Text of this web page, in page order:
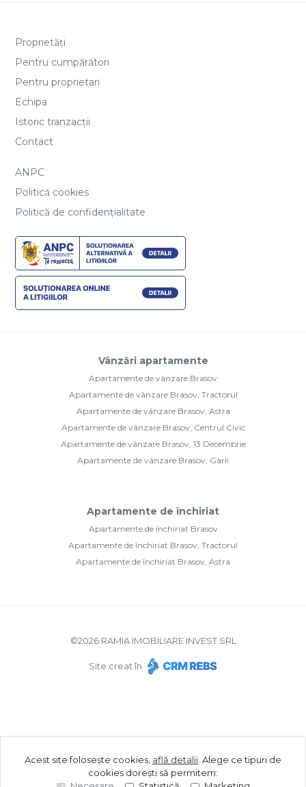
Proprietăți
Pentru cumpărători
Pentru proprietari
Echipa
Istoric tranzacții
Contact
ANPC
Politică cookies
Politică de confidențialitate
Vânzări apartamente
Apartamente de vânzare Brasov
Apartamente de vânzare Brasov, Tractorul
Apartamente de vânzare Brasov, Astra
Apartamente de vânzare Brasov, Centrul Civic
Apartamente de vânzare Brasov, 13 Decembrie
Apartamente de vânzare Brasov, Garii
Apartamente de închiriat
Apartamente de închiriat Brasov
Apartamente de închiriat Brasov, Tractorul
Apartamente de închiriat Brasov, Astra
©2026RAMIA IMOBILIARE INVEST SRL
Site creat în
Acest site folosește cookies, află detalii Alege ce tipuri de
cookies dorești să permitem: